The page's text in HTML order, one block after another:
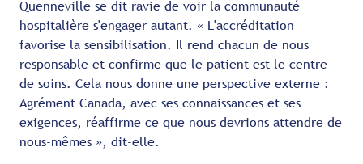
Quenneville se dit ravie de voir la communauté
hospitalière s'engager autant. « L'accréditation
favorise la sensibilisation. Il rend chacun de nous
responsable et confirme que le patient est le centre
de soins. Cela nous donne une perspective externe :
Agrément Canada, avec ses connaissances et ses
exigences, réaffirme ce que nous devrions attendre de
nous-mêmes », dit-elle.